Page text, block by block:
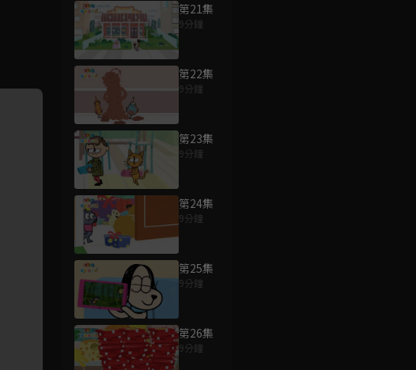
第21集
9分鐘
第22集
9分鐘
第23集
9分鐘
第24集
9分鐘
第25集
9分鐘
第26集
9分鐘